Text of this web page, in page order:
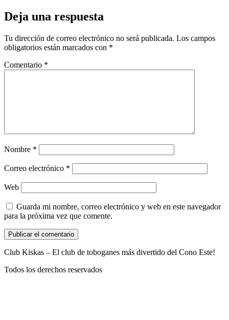
Deja una respuesta
Tu dirección de correo electrónico no será publicada. Los campos
obligatorios están marcados con *
Comentario *
Nombre *
Correo electrónico *
Web
Guarda mi nombre, correo electrónico y web en este navegador
para la próxima vez que comente.
Club Kiskas – El club de toboganes más divertido del Cono Este!
Todos los derechos reservados